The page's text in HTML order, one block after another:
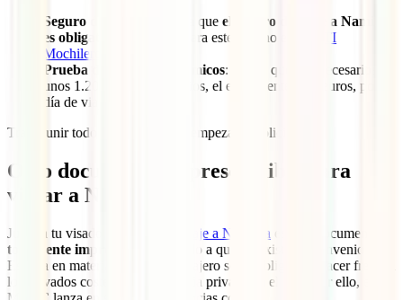
Seguro de viaje
: Remarca que el seguro de viaje a Namibia
es obligatorio
. El mejor para este destino es el
IATI
Mochilero
Prueba de medios económicos: Indica que son necesarios
unos 1.200 dólares namibios, el equivalente a 60 euros, por
día de viaje.
Tras reunir todo esto, ya puedes empezar tu solicitud.
Otro documento imprescindible para
viajar a Namibia
Junto a tu visado, el seguro de viaje a Namibia es otro documento
totalmente imprescindible
. Dado a que no existe un convenio con
España en materia de salud, el viajero se ve obligado a hacer frente a
los elevados costes de la asistencia privada en el país. Por ello, el